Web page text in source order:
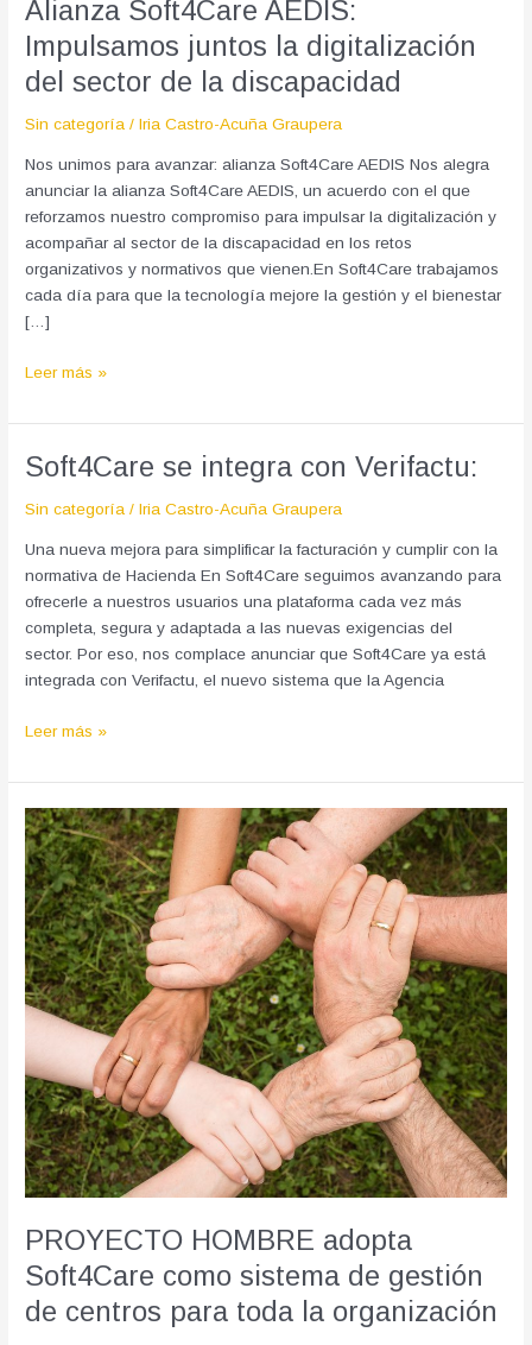
Alianza Soft4Care AEDIS:
Impulsamos juntos la digitalización
del sector de la discapacidad
Sin categoría /Iria Castro-Acuña Graupera
Nos unimos para avanzar: alianza Soft4Care AEDIS Nos alegra
anunciar la alianza Soft4Care AEDIS, un acuerdo con el que
reforzamos nuestro compromiso para impulsar la digitalización y
acompañar al sector de la discapacidad en los retos
organizativos y normativos que vienen.En Soft4Care trabajamos
cada día para que la tecnología mejore la gestión y el bienestar
[…]
discapacidad
Leer más »
Soft4Care se integra con Verifactu:
Sin categoría /Iria Castro-Acuña Graupera
Una nueva mejora para simplificar la facturación y cumplir con la
normativa de Hacienda En Soft4Care seguimos avanzando para
ofrecerle a nuestros usuarios una plataforma cada vez más
completa, segura y adaptada a las nuevas exigencias del
sector. Por eso, nos complace anunciar que Soft4Care ya está
integrada con Verifactu, el nuevo sistema que la Agencia
Soft4Care
integra
Leer más »
PROYECTO HOMBRE adopta
Soft4Care como sistema de gestión
de centros para toda la organización
PROYECTO
HOMBRE
adopta
Soft4Care
como
sistema
de
gestión
centros
para
toda
la
organización